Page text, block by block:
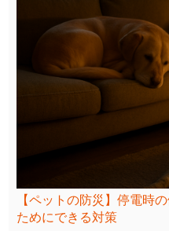
【ペットの防災】停電時
ためにできる対策